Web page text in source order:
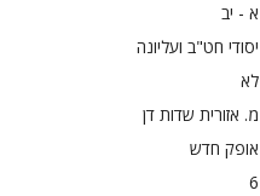
א - יב
יסודי חט"ב ועליונה
לא
מ. אזורית שדות דן
אופק חדש
6